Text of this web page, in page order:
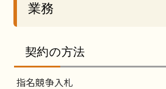
業務
契約の方法
指名競争入札